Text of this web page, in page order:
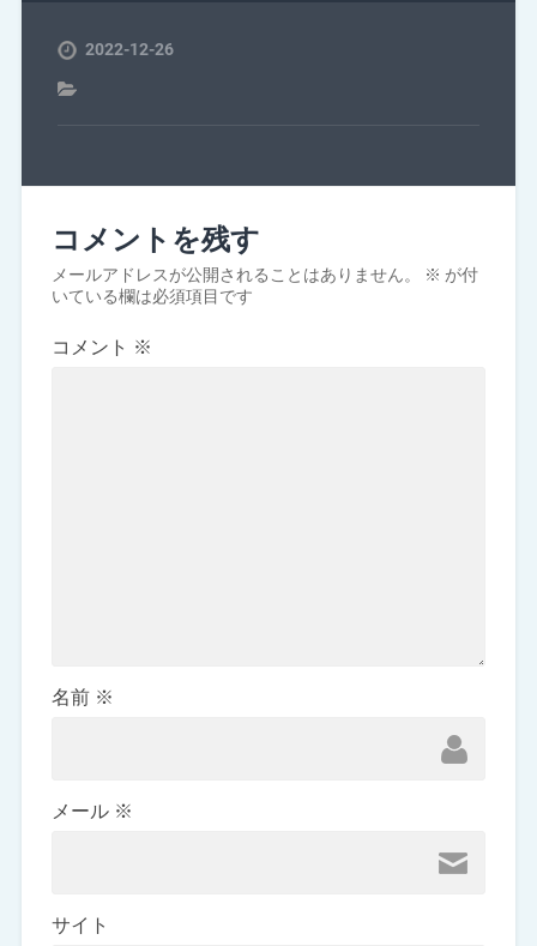
2022-12-26
コメントを残す
メールアドレスが公開されることはありません。 ※ が付
いている欄は必須項目です
コメント ※
名前 ※
メール ※
サイト